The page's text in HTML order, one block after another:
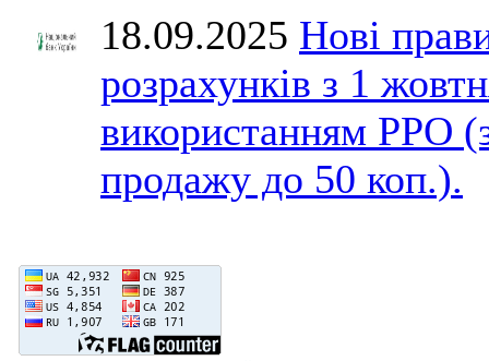
18.09.2025 Нові
розрахунків з 1
використанням РРО
продажу до 50 коп.).